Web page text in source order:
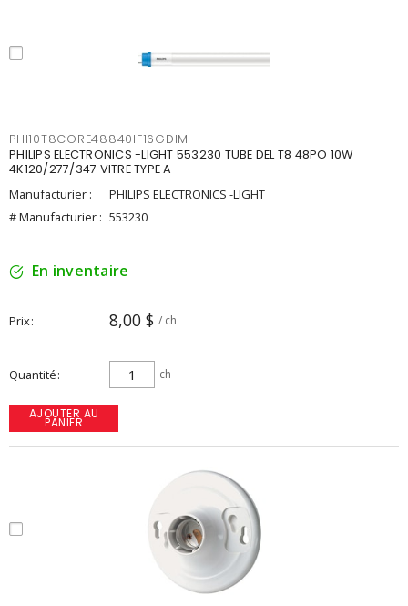
PHI10T8CORE48840IF16GDIM
PHILIPS ELECTRONICS -LIGHT 553230 TUBE DEL T8 48PO 10W
4K120/277/347 VITRE TYPE A
Manufacturier :
PHILIPS ELECTRONICS -LIGHT
# Manufacturier : 553230
En inventaire
Prix 8,00 $ / ch
Quantité ch
AJOUTER AU
PANIER